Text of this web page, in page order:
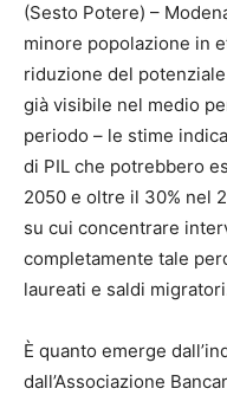
(Sesto Potere) –
minore popolazione in
riduzione del
già visibile nel medio
periodo – le stime
di PIL che potrebbero
2050 e oltre il 30% nel
su cui concentrare
completamente tale
laureati e saldi
È quanto emerge
dall’Associazione